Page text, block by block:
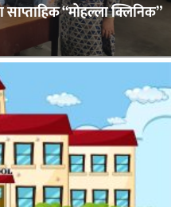
“मोहल्ला क्लिनिक”